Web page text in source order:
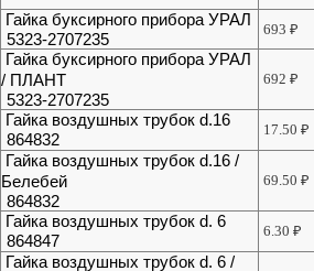
Гайка буксирного прибора УРАЛ
5323-2707235
693₽
Гайка буксирного прибора УРАЛ
/ ПЛАНТ
5323-2707235
692₽
Гайка воздушных трубок d.16
864832
17.50₽
Гайка воздушных трубок d.16 /
Белебей
864832
69.50₽
Гайка воздушных трубок d. 6
864847
6.30₽
Гайка воздушных трубок d. 6 /